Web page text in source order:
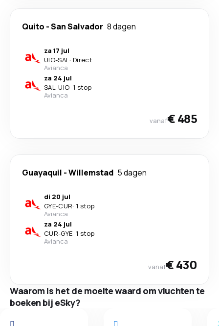
Quito -San Salvador 8 dagen
za 17 jul
UIO-SAL· Direct
Avianca
za 24 jul
SAL-UIO· 1 stop
Avianca
vanaf€ 485
Guayaquil -Willemstad 5 dagen
di 20 jul
GYE-CUR· 1 stop
Avianca
za 24 jul
CUR-GYE· 1 stop
Avianca
vanaf€ 430
Waarom is het de moeite waard om vluchten te
boeken bij eSky?